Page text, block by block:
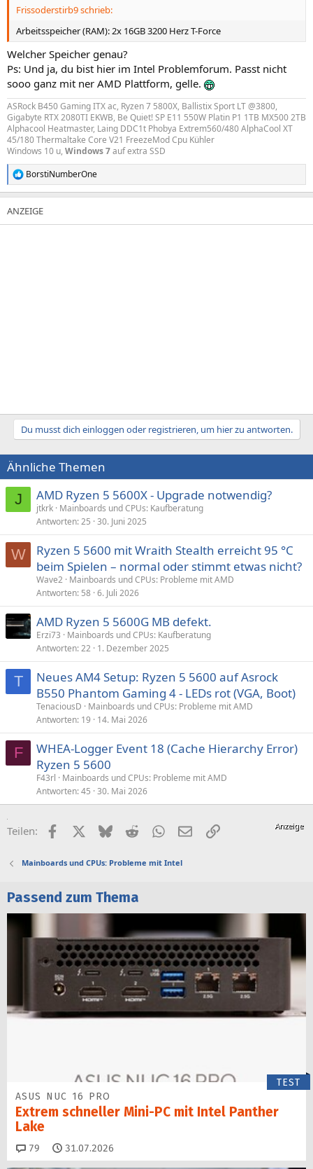
Frissoderstirb9 schrieb:
Arbeitsspeicher (RAM): 2x 16GB 3200 Herz T-Force
Welcher Speicher genau?
Ps: Und ja, du bist hier im Intel Problemforum. Passt nicht
sooo ganz mit ner AMD Plattform, gelle.
ASRock B450 Gaming ITX ac, Ryzen 7 5800X, Ballistix Sport LT @3800,
Gigabyte RTX 2080TI EKWB, Be Quiet! SP E11 550W Platin P1 1TB MX500 2TB
Alphacool Heatmaster, Laing DDC1t Phobya Extrem560/480 AlphaCool XT
45/180 Thermaltake Core V21 FreezeMod Cpu Kühler
Windows 10 u, Windows 7auf extra SSD
R
e
a
k
t
BorstiNumberOne
Du musst dich einloggen oder registrieren, um hier zu antworten.
Ähnliche Themen
J AMD Ryzen 5 5600X - Upgrade notwendig?
jtkrk Mainboards und CPUs: Kaufberatung
Antworten 25 30. Juni 2025
W
Ryzen 5 5600 mit Wraith Stealth erreicht 95 °C
beim Spielen – normal oder stimmt etwas nicht?
Wave2 Mainboards und CPUs: Probleme mit AMD
Antworten 58 6. Juli 2026
AMD Ryzen 5 5600G MB defekt.
Erzi73
Mainboards und CPUs: Kaufberatung
Antworten 22 1. Dezember 2025
T
Neues AM4 Setup: Ryzen 5 5600 auf Asrock
B550 Phantom Gaming 4 - LEDs rot (VGA, Boot)
TenaciousD
Mainboards und CPUs: Probleme mit AMD
Antworten 19 14. Mai 2026
F
WHEA-Logger Event 18 (Cache Hierarchy Error)
Ryzen 5 5600
F43rl
Mainboards und CPUs: Probleme mit AMD
Antworten 45 30. Mai 2026
Teilen: FacebookX (Twitter)
BlueskyRedditWhatsApp
E-MailLink
Mainboards und CPUs: Probleme mit Intel
Passend zum Thema
TEST
ASUS NUC 16 PRO
Extrem schneller Mini-PC mit Intel Panther
Lake
79 Kommentare
31.07.2026